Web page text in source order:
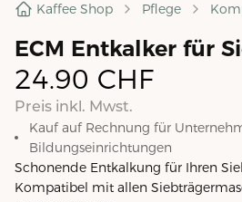
Kaffee Shop Pflege
ECM Entkalker für
24.90 CHF
Preis inkl. Mwst.
Kauf auf Rechnung für
Bildungseinrichtungen
Schonende Entkalkung für Ihren
Kompatibel mit allen